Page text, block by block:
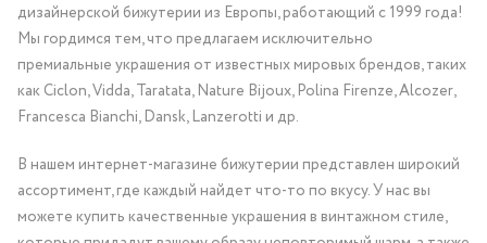
дизайнерской бижутерии из Европы, работающий с 1999 года!
Мы гордимся тем, что предлагаем исключительно
премиальные украшения от известных мировых брендов, таких
как Ciclon, Vidda, Taratata, Nature Bijoux, Polina Firenze, Alcozer,
Francesca Bianchi, Dansk, Lanzerotti и др.
В нашем интернет-магазине бижутерии представлен широкий
ассортимент, где каждый найдет что-то по вкусу. У нас вы
можете купить качественные украшения в винтажном стиле,